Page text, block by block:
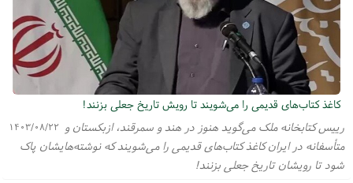
کاغذ کتاب‌های قدیمی را می‌شویند تا رویش تاریخ جعلی بزنند!
۱۴۰۳/۰۸/۲۲ رییس کتابخانه ملک می‌گوید هنوز در هند و سمرقند، ازبکستان و
متأسفانه در ایران کاغذ کتاب‌های قدیمی را می‌شویند که نوشته‌هایشان پاک
شود تا رویشان تاریخ جعلی بزنند!